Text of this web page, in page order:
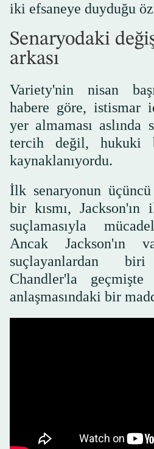
iki efsaneye duyduğu
Senaryodaki
arkası
Variety'nin nisan
habere göre, istismar
yer almaması aslında
tercih değil, hukuki
kaynaklanıyordu.
İlk senaryonun
bir kısmı,
suçlamasıyla
Ancak Jackson'ın
suçlayanlardan
Chandler'la geçmişte
anlaşmasındaki bir